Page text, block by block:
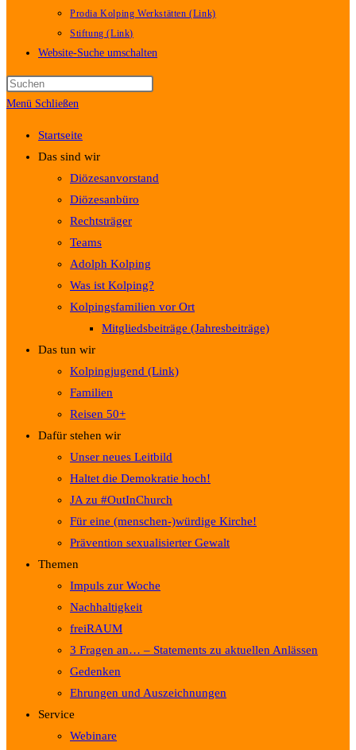
Prodia Kolping Werkstätten (Link)
Stiftung (Link)
Website-Suche umschalten
Menü Schließen
Startseite
Das sind wir
Diözesanvorstand
Diözesanbüro
Rechtsträger
Teams
Adolph Kolping
Was ist Kolping?
Kolpingsfamilien vor Ort
Mitgliedsbeiträge (Jahresbeiträge)
Das tun wir
Kolpingjugend (Link)
Familien
Reisen 50+
Dafür stehen wir
Unser neues Leitbild
Haltet die Demokratie hoch!
JA zu #OutInChurch
Für eine (menschen-)würdige Kirche!
Prävention sexualisierter Gewalt
Themen
Impuls zur Woche
Nachhaltigkeit
freiRAUM
3 Fragen an… – Statements zu aktuellen Anlässen
Gedenken
Ehrungen und Auszeichnungen
Service
Webinare